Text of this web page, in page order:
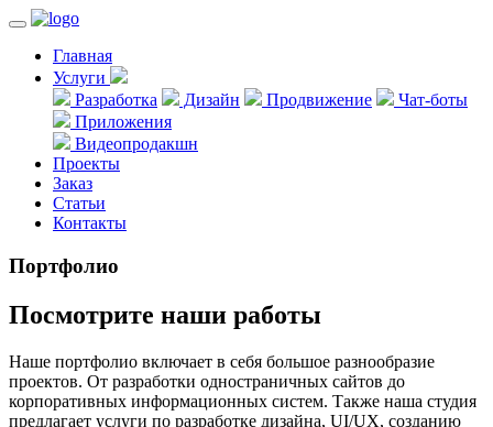
Главная
Услуги
Разработка
Дизайн Продвижение
Чат-боты
Приложения
Видеопродакшн
Проекты
Заказ
Статьи
Контакты
Портфолио
Посмотрите наши работы
Наше портфолио включает в себя большое разнообразие
проектов. От разработки одностраничных сайтов до
корпоративных информационных систем. Также наша студия
предлагает услуги по разработке дизайна, UI/UX, созданию